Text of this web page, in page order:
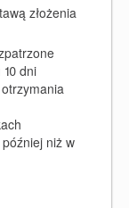
złożenia
dni
niż w